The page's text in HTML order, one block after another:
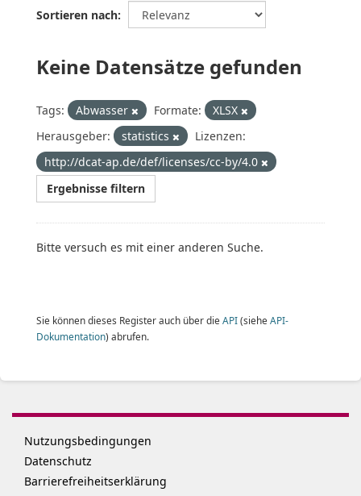
Sortieren nach
Keine Datensätze gefunden
Tags: Abwasser Formate:
XLSX
Herausgeber:
statistics
Lizenzen:
http://dcat-ap.de/def/licenses/cc-by/4.0
Ergebnisse filtern
Bitte versuch es mit einer anderen Suche.
Sie können dieses Register auch über die API(siehe API-
Dokumentation) abrufen.
Nutzungsbedingungen
Datenschutz
Barrierefreiheitserklärung